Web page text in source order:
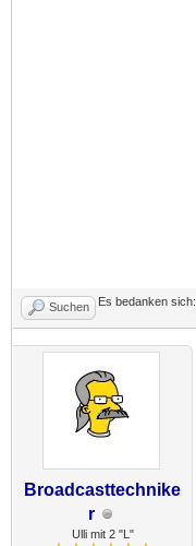
Suchen Es bedanken sich:
Broadcasttechnike
r
Ulli mit 2 "L"